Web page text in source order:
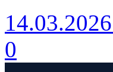
14.03.2026
0